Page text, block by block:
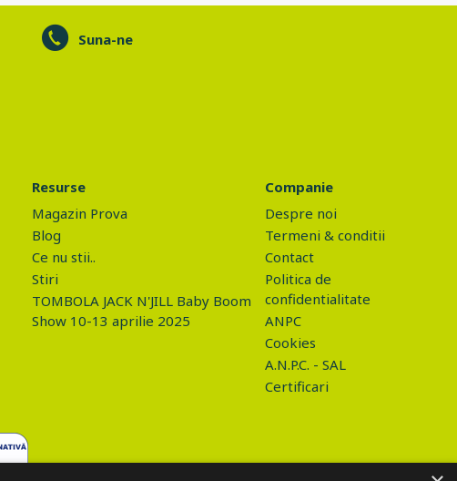
Suna-ne
Resurse
Magazin Prova
Blog
Ce nu stii..
Stiri
TOMBOLA JACK N'JILL Baby Boom
Show 10-13 aprilie 2025
Companie
Despre noi
Termeni & conditii
Contact
Politica de
confidentialitate
ANPC
Cookies
A.N.P.C. - SAL
Certificari